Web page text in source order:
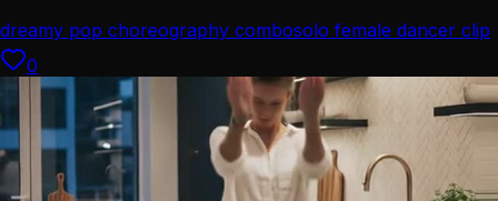
dreamy pop choreography combosolo female dancer clip
0